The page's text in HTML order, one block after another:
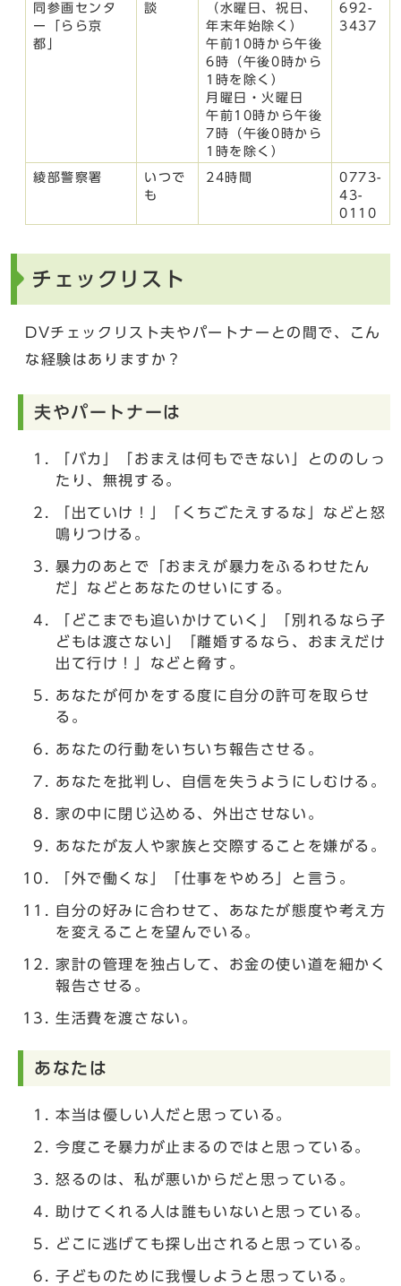
同参画センタ
ー「らら京
都」
談
（水曜日、祝日、
年末年始除く）
午前10時から午後
6時（午後0時から
1時を除く）
月曜日・火曜日
午前10時から午後
7時（午後0時から
1時を除く）
692-
3437
綾部警察署
いつで
も
24時間
0773-
43-
0110
チェックリスト
DVチェックリスト夫やパートナーとの間で、こん
な経験はありますか？
夫やパートナーは
「バカ」「おまえは何もできない」とののしっ
たり、無視する。
「出ていけ！」「くちごたえするな」などと怒
鳴りつける。
暴力のあとで「おまえが暴力をふるわせたん
だ」などとあなたのせいにする。
「どこまでも追いかけていく」「別れるなら子
どもは渡さない」「離婚するなら、おまえだけ
出て行け！」などと脅す。
あなたが何かをする度に自分の許可を取らせ
る。
あなたの行動をいちいち報告させる。
あなたを批判し、自信を失うようにしむける。
家の中に閉じ込める、外出させない。
あなたが友人や家族と交際することを嫌がる。
「外で働くな」「仕事をやめろ」と言う。
自分の好みに合わせて、あなたが態度や考え方
を変えることを望んでいる。
家計の管理を独占して、お金の使い道を細かく
報告させる。
生活費を渡さない。
あなたは
本当は優しい人だと思っている。
今度こそ暴力が止まるのではと思っている。
怒るのは、私が悪いからだと思っている。
助けてくれる人は誰もいないと思っている。
どこに逃げても探し出されると思っている。
子どものために我慢しようと思っている。